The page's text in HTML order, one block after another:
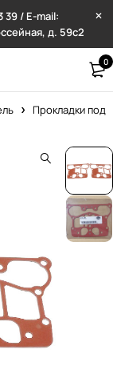
39 / E-mail:
д. 59с2
0
Прокладки под